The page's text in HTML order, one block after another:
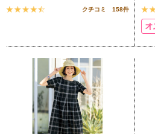
クチコミ 158件